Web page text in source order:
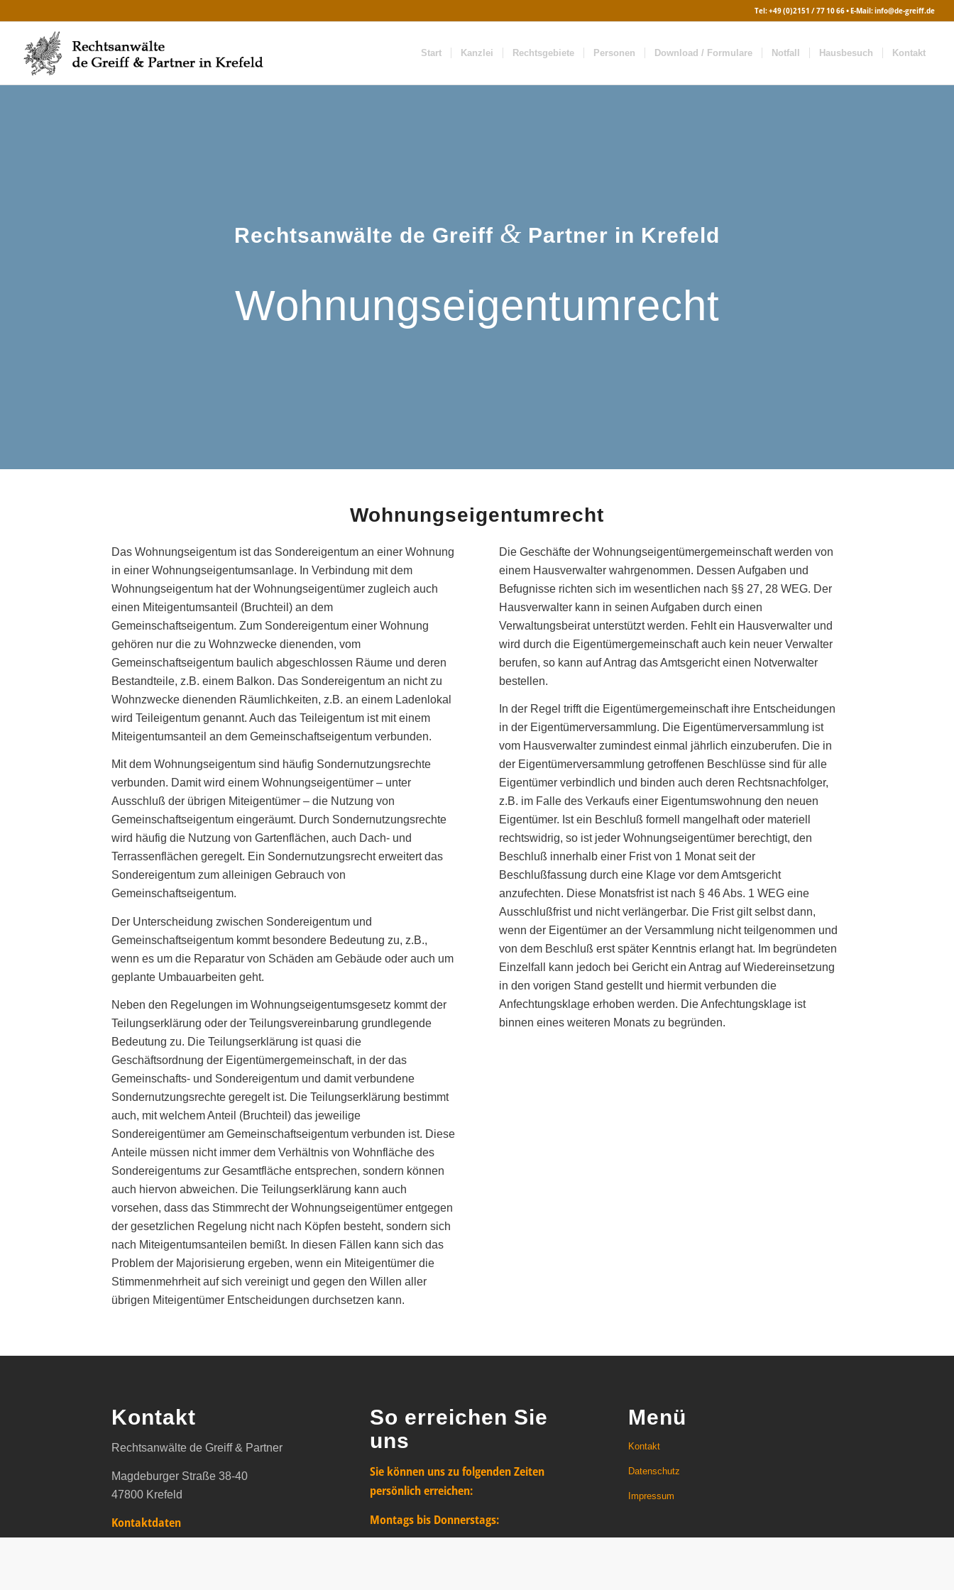
Tel:+49 (0)2151 / 77 10 66• E-Mail:info@de-greiff.de
Start Kanzlei Rechtsgebiete Personen Download / Formulare Notfall Hausbesuch Kontakt
Rechtsanwälte de Greiff & Partner in Krefeld
Wohnungseigentumrecht
Wohnungseigentumrecht
Das Wohnungseigentum ist das Sondereigentum an einer Wohnung
in einer Wohnungseigentumsanlage. In Verbindung mit dem
Wohnungseigentum hat der Wohnungseigentümer zugleich auch
einen Miteigentumsanteil (Bruchteil) an dem
Gemeinschaftseigentum. Zum Sondereigentum einer Wohnung
gehören nur die zu Wohnzwecke dienenden, vom
Gemeinschaftseigentum baulich abgeschlossen Räume und deren
Bestandteile, z.B. einem Balkon. Das Sondereigentum an nicht zu
Wohnzwecke dienenden Räumlichkeiten, z.B. an einem Ladenlokal
wird Teileigentum genannt. Auch das Teileigentum ist mit einem
Miteigentumsanteil an dem Gemeinschaftseigentum verbunden.
Mit dem Wohnungseigentum sind häufig Sondernutzungsrechte
verbunden. Damit wird einem Wohnungseigentümer – unter
Ausschluß der übrigen Miteigentümer – die Nutzung von
Gemeinschaftseigentum eingeräumt. Durch Sondernutzungsrechte
wird häufig die Nutzung von Gartenflächen, auch Dach- und
Terrassenflächen geregelt. Ein Sondernutzungsrecht erweitert das
Sondereigentum zum alleinigen Gebrauch von
Gemeinschaftseigentum.
Der Unterscheidung zwischen Sondereigentum und
Gemeinschaftseigentum kommt besondere Bedeutung zu, z.B.,
wenn es um die Reparatur von Schäden am Gebäude oder auch um
geplante Umbauarbeiten geht.
Neben den Regelungen im Wohnungseigentumsgesetz kommt der
Teilungserklärung oder der Teilungsvereinbarung grundlegende
Bedeutung zu. Die Teilungserklärung ist quasi die
Geschäftsordnung der Eigentümergemeinschaft, in der das
Gemeinschafts- und Sondereigentum und damit verbundene
Sondernutzungsrechte geregelt ist. Die Teilungserklärung bestimmt
auch, mit welchem Anteil (Bruchteil) das jeweilige
Sondereigentümer am Gemeinschaftseigentum verbunden ist. Diese
Anteile müssen nicht immer dem Verhältnis von Wohnfläche des
Sondereigentums zur Gesamtfläche entsprechen, sondern können
auch hiervon abweichen. Die Teilungserklärung kann auch
vorsehen, dass das Stimmrecht der Wohnungseigentümer entgegen
der gesetzlichen Regelung nicht nach Köpfen besteht, sondern sich
nach Miteigentumsanteilen bemißt. In diesen Fällen kann sich das
Problem der Majorisierung ergeben, wenn ein Miteigentümer die
Stimmenmehrheit auf sich vereinigt und gegen den Willen aller
übrigen Miteigentümer Entscheidungen durchsetzen kann.
Die Geschäfte der Wohnungseigentümergemeinschaft werden von
einem Hausverwalter wahrgenommen. Dessen Aufgaben und
Befugnisse richten sich im wesentlichen nach §§ 27, 28 WEG. Der
Hausverwalter kann in seinen Aufgaben durch einen
Verwaltungsbeirat unterstützt werden. Fehlt ein Hausverwalter und
wird durch die Eigentümergemeinschaft auch kein neuer Verwalter
berufen, so kann auf Antrag das Amtsgericht einen Notverwalter
bestellen.
In der Regel trifft die Eigentümergemeinschaft ihre Entscheidungen
in der Eigentümerversammlung. Die Eigentümerversammlung ist
vom Hausverwalter zumindest einmal jährlich einzuberufen. Die in
der Eigentümerversammlung getroffenen Beschlüsse sind für alle
Eigentümer verbindlich und binden auch deren Rechtsnachfolger,
z.B. im Falle des Verkaufs einer Eigentumswohnung den neuen
Eigentümer. Ist ein Beschluß formell mangelhaft oder materiell
rechtswidrig, so ist jeder Wohnungseigentümer berechtigt, den
Beschluß innerhalb einer Frist von 1 Monat seit der
Beschlußfassung durch eine Klage vor dem Amtsgericht
anzufechten. Diese Monatsfrist ist nach § 46 Abs. 1 WEG eine
Ausschlußfrist und nicht verlängerbar. Die Frist gilt selbst dann,
wenn der Eigentümer an der Versammlung nicht teilgenommen und
von dem Beschluß erst später Kenntnis erlangt hat. Im begründeten
Einzelfall kann jedoch bei Gericht ein Antrag auf Wiedereinsetzung
in den vorigen Stand gestellt und hiermit verbunden die
Anfechtungsklage erhoben werden. Die Anfechtungsklage ist
binnen eines weiteren Monats zu begründen.
Kontakt
Rechtsanwälte de Greiff & Partner
Magdeburger Straße 38-40
47800 Krefeld
Kontaktdaten
So erreichen Sie
uns
Sie können uns zu folgenden Zeiten
persönlich erreichen:
Montags bis Donnerstags:
Menü
Kontakt
Datenschutz
Impressum